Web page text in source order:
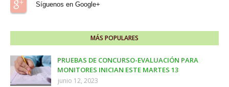
Síguenos en Google+
MÁS POPULARES
PRUEBAS DE CONCURSO-EVALUACIÓN PARA
MONITORES INICIAN ESTE MARTES 13
junio 12, 2023